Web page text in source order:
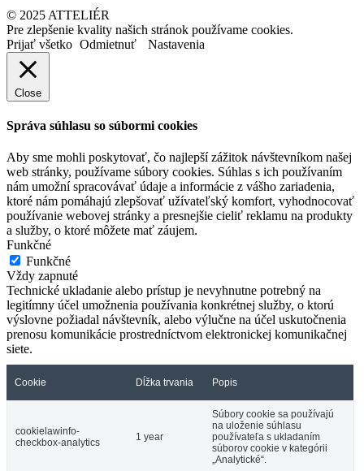
© 2025 ATTELIÉR
Pre zlepšenie kvality našich stránok používame cookies.
Prijať všetko Odmietnuť Nastavenia
Close
Správa súhlasu so súbormi cookies
Aby sme mohli poskytovať, čo najlepší zážitok návštevníkom našej
web stránky, používame súbory cookies. Súhlas s ich používaním
nám umožní spracovávať údaje a informácie z vášho zariadenia,
ktoré nám pomáhajú zlepšovať užívateľský komfort, vyhodnocovať
používanie webovej stránky a presnejšie cieliť reklamu na produkty
a služby, o ktoré môžete mať záujem.
Funkčné
Funkčné
Vždy zapnuté
Technické ukladanie alebo prístup je nevyhnutne potrebný na
legitímny účel umožnenia používania konkrétnej služby, o ktorú
výslovne požiadal návštevník, alebo výlučne na účel uskutočnenia
prenosu komunikácie prostredníctvom elektronickej komunikačnej
siete.
Cookie Dĺžka trvania Popis
cookielawinfo-
checkbox-analytics
1 year
Súbory cookie sa používajú
na uloženie súhlasu
používateľa s ukladaním
súborov cookie v kategórii
„Analytické“.